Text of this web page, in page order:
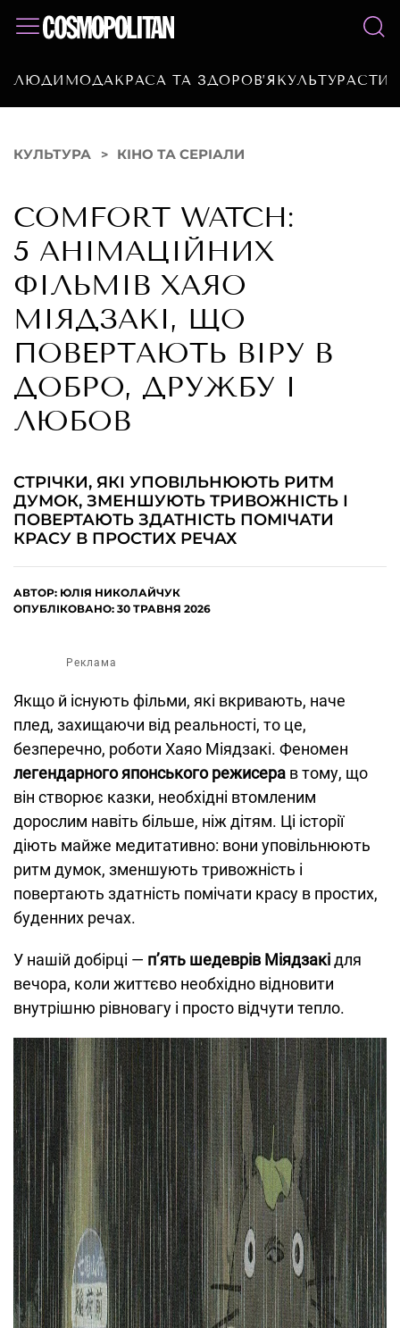
ЛЮДИ МОДАКРАСА ТА ЗДОРОВ’Я КУЛЬТУРА
КУЛЬТУРА КІНО ТА СЕРІАЛИ
COMFORT WATCH:
5 АНІМАЦІЙНИХ
ФІЛЬМІВ ХАЯО
МІЯДЗАКІ, ЩО
ПОВЕРТАЮТЬ ВІРУ В
ДОБРО, ДРУЖБУ І
ЛЮБОВ
СТРІЧКИ, ЯКІ УПОВІЛЬНЮЮТЬ РИТМ
ДУМОК, ЗМЕНШУЮТЬ ТРИВОЖНІСТЬ І
ПОВЕРТАЮТЬ ЗДАТНІСТЬ ПОМІЧАТИ
КРАСУ В ПРОСТИХ РЕЧАХ
АВТОР: ЮЛІЯ НИКОЛАЙЧУК
ОПУБЛІКОВАНО: 30 ТРАВНЯ 2026
Реклама
Якщо й існують фільми, які вкривають, наче
плед, захищаючи від реальності, то це,
безперечно, роботи Хаяо Міядзакі. Феномен
легендарного японського режисера в тому, що
він створює казки, необхідні втомленим
дорослим навіть більше, ніж дітям. Ці історії
діють майже медитативно: вони уповільнюють
ритм думок, зменшують тривожність і
повертають здатність помічати красу в простих,
буденних речах.
У нашій добірці — п’ять шедеврів Міядзакідля
вечора, коли життєво необхідно відновити
внутрішню рівновагу і просто відчути тепло.